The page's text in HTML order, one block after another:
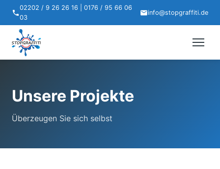
02202 / 9 26 26 16 | 0176 / 95 66 06
03
info@stopgraffiti.de
Unsere Projekte
Überzeugen Sie sich selbst